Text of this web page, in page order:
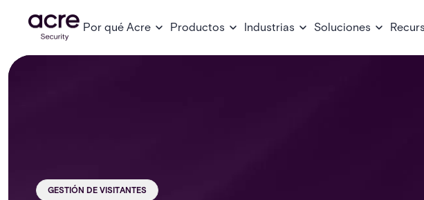
Por qué Acre Productos Industrias Soluciones
GESTIÓN DE VISITANTES